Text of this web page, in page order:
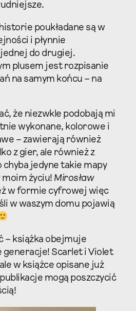
poukładane są w
i płynnie
do drugiej.
plusem jest rozpisanie
na samym końcu – na
że niezwkle podobają mi
wykonane, kolorowe i
– zawierają również
z gier, ale również z
chyba jedyne takie mapy
moim życiu! Mirosław
w formie cyfrowej więc
w waszym domu pojawią
– książka obejmuje
generacje! Scarlet i Violet
w książce opisane już
mogą poszczycić